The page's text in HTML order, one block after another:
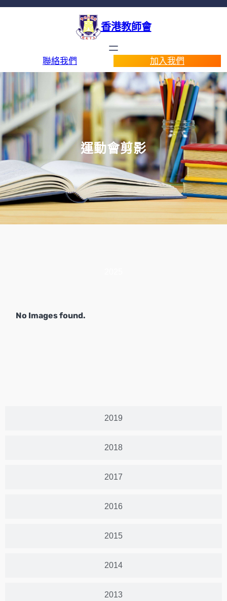
香港教師會
聯絡我們 加入我們
運動會剪影
2019
2018
2017
2016
2015
2014
2013
No Images found.